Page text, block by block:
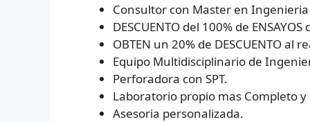
Consultor con Master en Ingenieria
DESCUENTO del 100% de
OBTEN un 20% de DESCUENTO
Equipo Multidisciplinario de
Perforadora con SPT.
Laboratorio propio mas Completo
Asesoria personalizada.